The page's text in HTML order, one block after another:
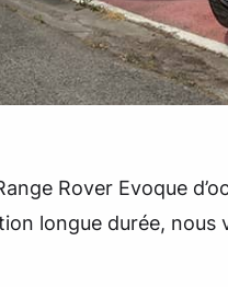
Rover Evoque
longue durée, nous